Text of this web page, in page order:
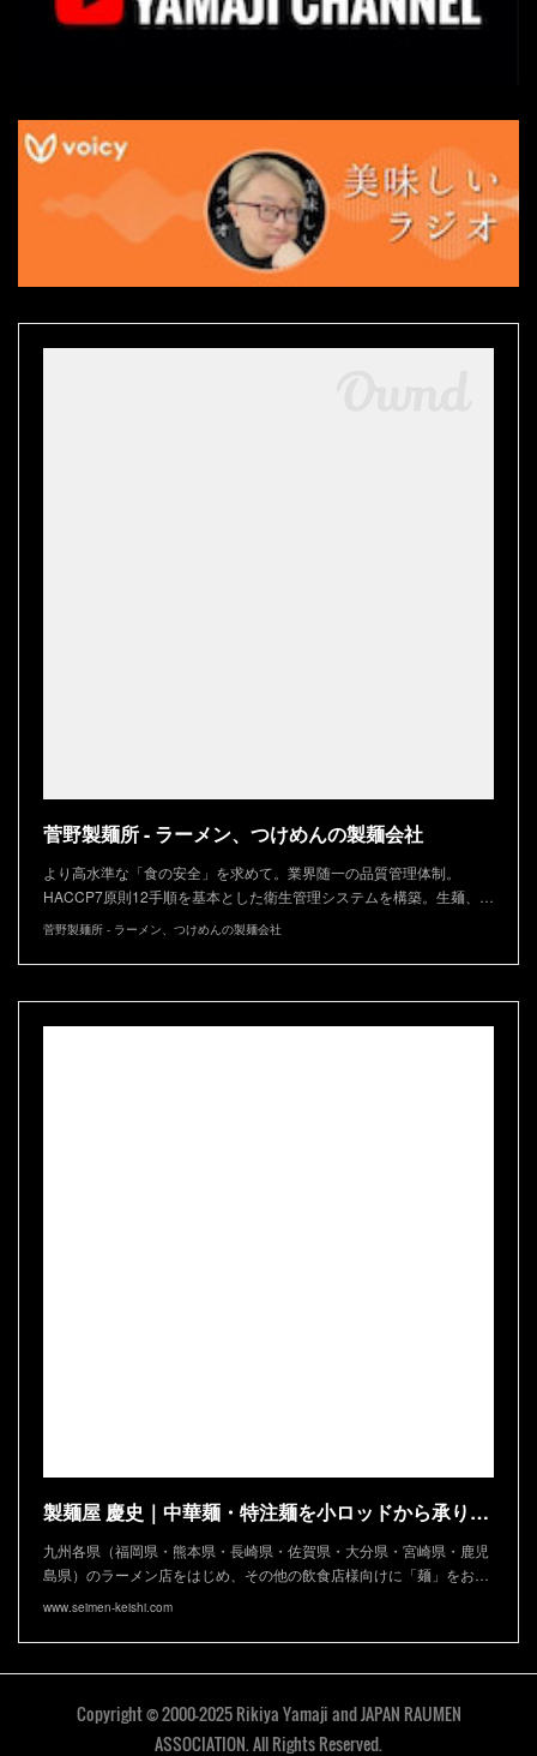
菅野製麺所 - ラーメン、つけめんの製麺会社
より高水準な「食の安全」を求めて。業界随一の品質管理体制。
HACCP7原則12手順を基本とした衛生管理システムを構築。生麺、…
菅野製麺所 - ラーメン、つけめんの製麺会社
製麺屋 慶史｜中華麺・特注麺を小ロッドから承ります
九州各県（福岡県・熊本県・長崎県・佐賀県・大分県・宮崎県・鹿児
島県）のラーメン店をはじめ、その他の飲食店様向けに「麺」をお…
www.seimen-keishi.com
Copyright © 2000-2025 Rikiya Yamaji and JAPAN RAUMEN
ASSOCIATION. All Rights Reserved.